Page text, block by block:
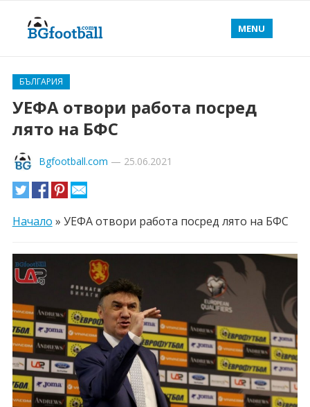
MENU
БЪЛГАРИЯ
УЕФА отвори работа посред
лято на БФС
Bgfootball.com — 25.06.2021
Начало » УЕФА отвори работа посред лято на БФС